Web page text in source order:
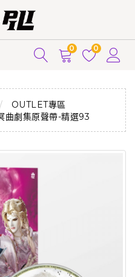
0 0
OUTLET專區
曲劇集原聲帶-精選93